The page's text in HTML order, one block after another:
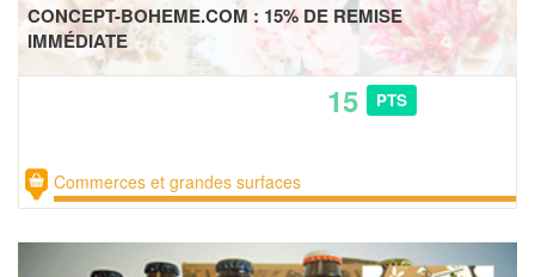
CONCEPT-BOHEME.COM : 15% DE REMISE
IMMÉDIATE
15 PTS
Commerces et grandes surfaces